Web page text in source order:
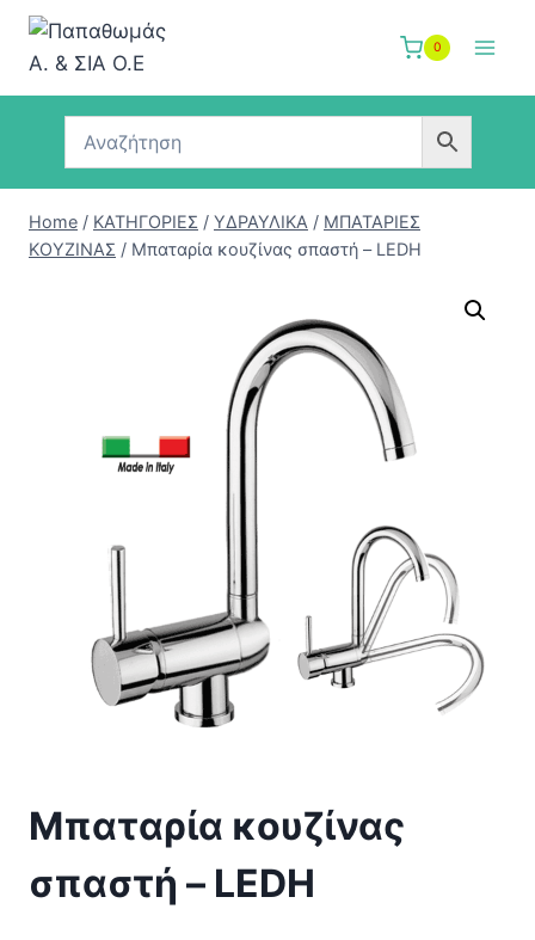
Skip
content
0
Home / ΚΑΤΗΓΟΡΙΕΣ / ΥΔΡΑΥΛΙΚΑ / ΜΠΑΤΑΡΙΕΣ
ΚΟΥΖΙΝΑΣ / Μπαταρία κουζίνας σπαστή – LEDH
Μπαταρία κουζίνας
σπαστή – LEDH